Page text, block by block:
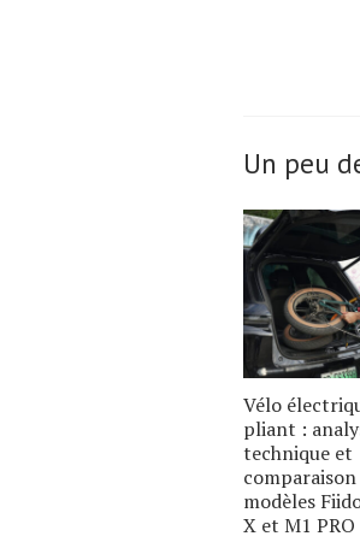
Un peu
Vélo
pliant :
technique et
comparaison
modèles
X et M1 PRO